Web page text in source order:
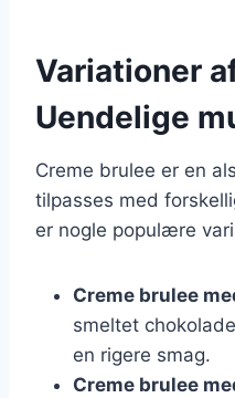
Variationer
Uendelige
Creme brulee er en
tilpasses med
er nogle populære
Creme brulee
smeltet
en rigere smag.
Creme brulee